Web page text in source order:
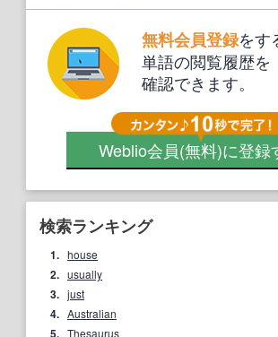
無料会員登録をす
単語の閲覧履歴を
確認できます。
Weblio会員(無料)に登録
検索ランキング
1. house
2. usually
3. just
4. Australian
5. Thesaurus